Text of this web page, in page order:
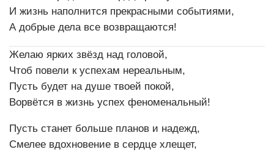
И жизнь наполнится прекрасными событиями,
А добрые дела все возвращаются!
Желаю ярких звёзд над головой,
Чтоб повели к успехам нереальным,
Пусть будет на душе твоей покой,
Ворвётся в жизнь успех феноменальный!
Пусть станет больше планов и надежд,
Смелее вдохновение в сердце хлещет,